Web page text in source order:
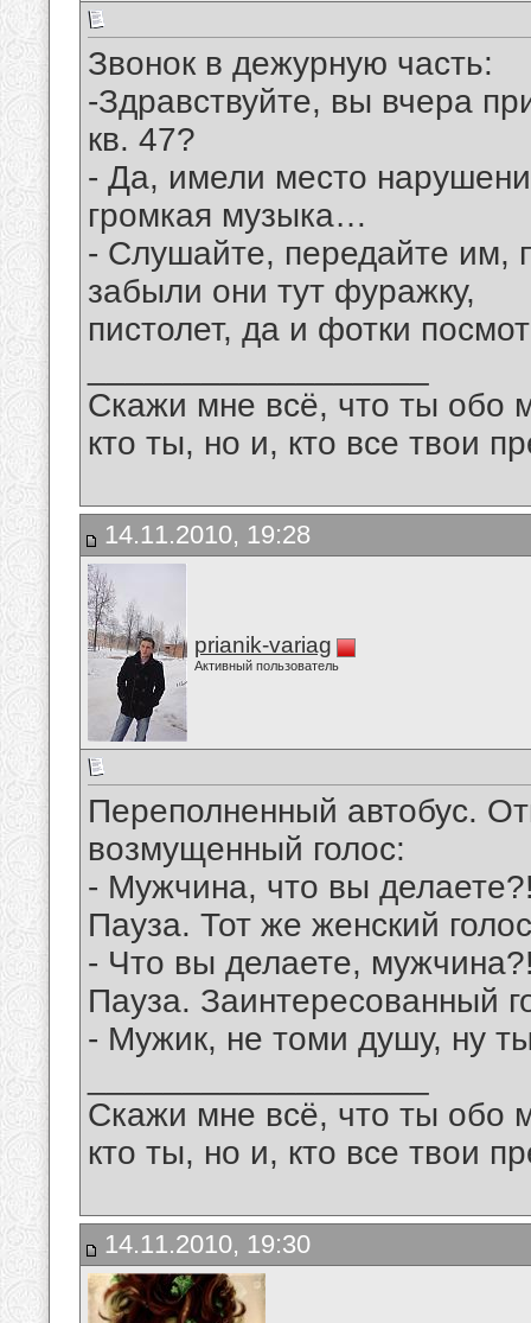
Звонок в дежурную часть:
-Здравствуйте, вы вчера
кв. 47?
- Да, имели место
громкая музыка…
- Слушайте, передайте им,
забыли они тут фуражку,
пистолет, да и фотки
Скажи мне всё, что ты обо
кто ты, но и, кто все твои
14.11.2010, 19:28
prianik-variag
Активный пользователь
Переполненный автобус.
возмущенный голос:
- Мужчина, что вы
Пауза. Тот же женский
- Что вы делаете,
Пауза. Заинтересованный
- Мужик, не томи душу, ну
Скажи мне всё, что ты обо
кто ты, но и, кто все твои
14.11.2010, 19:30